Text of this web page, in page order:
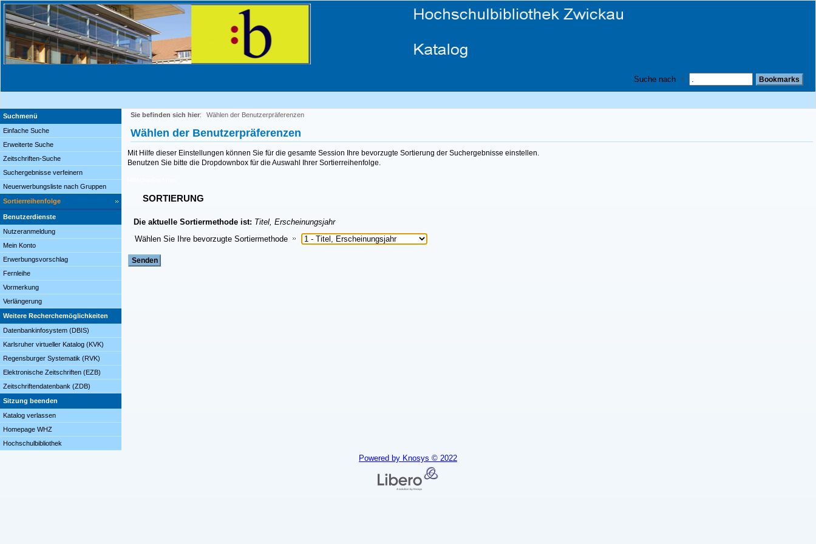
Suchmenü
Einfache Suche
Erweiterte Suche
Zeitschriften-Suche
Suchergebnisse verfeinern
Neuerwerbungsliste nach Gruppen
Sortierreihenfolge
Benutzerdienste
Nutzeranmeldung
Mein Konto
Erwerbungsvorschlag
Fernleihe
Vormerkung
Verlängerung
Weitere Recherchemöglichkeiten
Datenbankinfosystem (DBIS)
Karlsruher virtueller Katalog (KVK)
Regensburger Systematik (RVK)
Elektronische Zeitschriften (EZB)
Zeitschriftendatenbank (ZDB)
Sitzung beenden
Katalog verlassen
Homepage WHZ
Hochschulbibliothek
Sie befinden sich hier: Wählen der Benutzerpräferenzen
Wählen der Benutzerpräferenzen
Mit Hilfe dieser Einstellungen können Sie für die gesamte Session Ihre bevorzugte Sortierung der Suchergebnisse einstellen.
Benutzen Sie bitte die Dropdownbox für die Auswahl Ihrer Sortierreihenfolge.
SORTIERUNG
Die aktuelle Sortiermethode ist: Titel, Erscheinungsjahr
Wählen Sie Ihre bevorzugte Sortiermethode
Powered by Knosys © 2022
Suche nach